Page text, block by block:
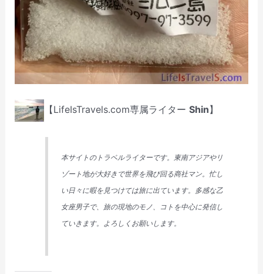
【LifeIsTravels.com専属ライター Shin】
本サイトのトラベルライターです。東南アジアやリ
ゾート地が大好きで世界を飛び回る商社マン。忙し
い日々に暇を見つけては旅に出ています。多感な乙
女座男子で、旅の現地のモノ、コトを中心に発信し
ていきます。よろしくお願いします。